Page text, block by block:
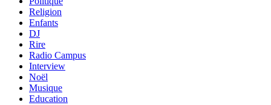
Religion
Enfants
DJ
Rire
Radio Campus
Interview
Noël
Musique
Education